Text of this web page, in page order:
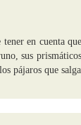
tener en cuenta
sus
pájaros que